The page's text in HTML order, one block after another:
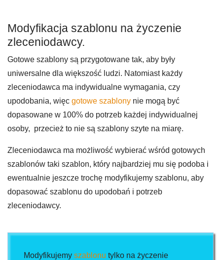
Modyfikacja szablonu na życzenie
zleceniodawcy.
Gotowe szablony są przygotowane tak, aby były
uniwersalne dla większość ludzi. Natomiast każdy
zleceniodawca ma indywidualne wymagania, czy
upodobania, więc gotowe szablony nie mogą być
dopasowane w 100% do potrzeb każdej indywidualnej
osoby, przecież to nie są szablony szyte na miarę.
Zleceniodawca ma możliwość wybierać wśród gotowych
szablonów taki szablon, który najbardziej mu się podoba i
ewentualnie jeszcze trochę modyfikujemy szablonu, aby
dopasować szablonu do upodobań i potrzeb
zleceniodawcy.
Modyfikujemy szablonu tylko na życzenie